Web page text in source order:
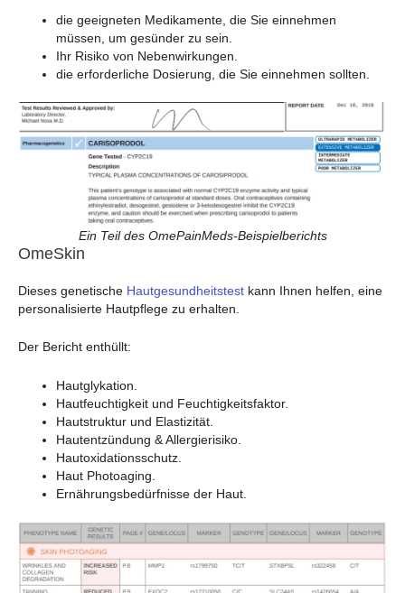
die geeigneten Medikamente, die Sie einnehmen
müssen, um gesünder zu sein.
Ihr Risiko von Nebenwirkungen.
die erforderliche Dosierung, die Sie einnehmen sollten.
Ein Teil des OmePainMeds-Beispielberichts
OmeSkin
Dieses genetische Hautgesundheitstest kann Ihnen helfen, eine
personalisierte Hautpflege zu erhalten.
Der Bericht enthüllt:
Hautglykation.
Hautfeuchtigkeit und Feuchtigkeitsfaktor.
Hautstruktur und Elastizität.
Hautentzündung & Allergierisiko.
Hautoxidationsschutz.
Haut Photoaging.
Ernährungsbedürfnisse der Haut.